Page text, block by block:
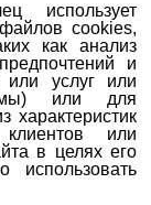
использует
cookies,
как анализ
и
или услуг или
или для
характеристик
или
в целях его
использовать